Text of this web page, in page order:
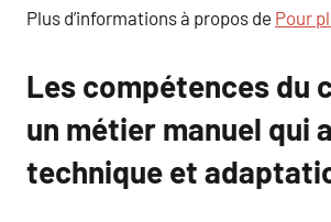
Plus d’informations à propos de Pour
Les compétences du
un métier manuel qui
technique et